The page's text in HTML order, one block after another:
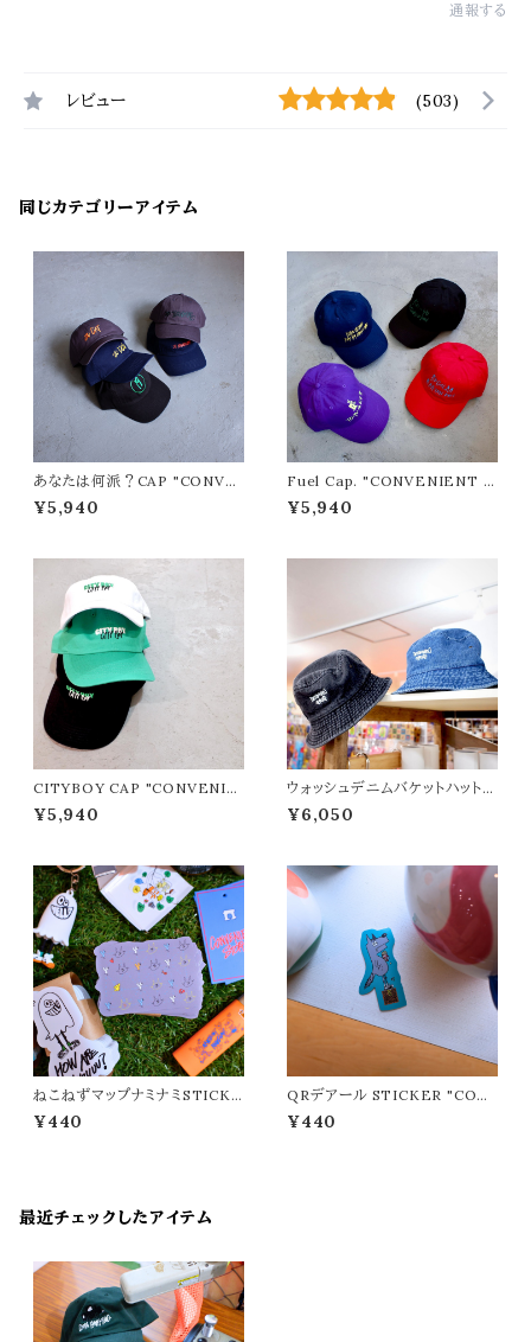
通報する
レビュー (503)
同じカテゴリーアイテム
あなたは何派？CAP "CONVE
NIENT STORE/コンビニエン
トストア"
¥5,940
Fuel Cap. "CONVENIENT S
TORE/コンビニエントストア"
¥5,940
CITYBOY CAP "CONVENIE
NT STORE/コンビニエントスト
ア"
¥5,940
ウォッシュデニムバケットハット
"CONVENIENT STORE/コ
ンビニエントストア"
¥6,050
ねこねずマップナミナミSTICKE
R "CONVENIENT STORE/
コンビニエントストア"
¥440
QRデアール STICKER "CON
VENIENT STORE/コンビニ
エントストア"
¥440
最近チェックしたアイテム